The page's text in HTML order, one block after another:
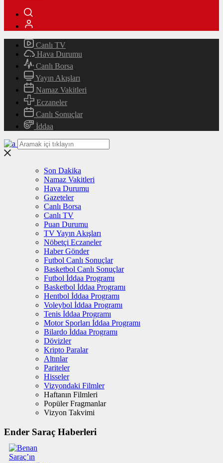
Canlı TV
Hava Durumu
Canlı Borsa
Yayın Akışları
Namaz Vakitleri
Eczaneler
Canlı Sonuçlar
İddaa
Son Dakika
Namaz Vakitleri
Hava Durumu
Gazeteler
Canlı Borsa
Canlı TV
Puan Durumu
TV Yayın Akışları
Nöbetçi Eczaneler
Haber Gönder
Futbol Canlı Sonuçlar
Basketbol Canlı Sonuçlar
Futbol İddaa Programı
Basketbol İddaa Programı
Hentbol İddaa Programı
Voleybol İddaa Programı
Tenis İddaa Programı
Motor Sporları İddaa Programı
Bilardo İddaa Programı
Dövizler
Kripto Paralar
Altınlar
Pariteler
Hisseler
Vizyondaki Filmler
Haftanın Filmleri
Popüler Fragmanlar
Vizyon Takvimi
Ender Saraç Haberleri